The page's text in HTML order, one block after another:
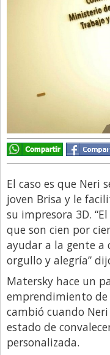
Finanzas
Gastronomia
La Opinión del
Legales
Libro de Quejas
Medios
Millonarios
Minuto Lanzamiento
Negocios
Opinion
El caso es que Neri
joven Brisa y le
su impresora 3D.
que son cien por
ayudar a la gente a
orgullo y alegría”
Matersky hace un
emprendimiento de
cambió cuando
estado de
personalizada.